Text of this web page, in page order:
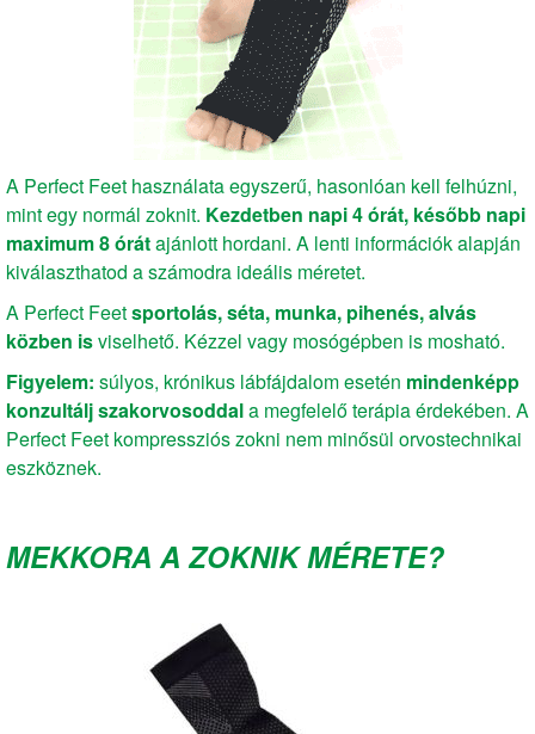
A Perfect Feet használata egyszerű, hasonlóan kell felhúzni,
mint egy normál zoknit. Kezdetben napi 4 órát, később napi
maximum 8 órátajánlott hordani. A lenti információk alapján
kiválaszthatod a számodra ideális méretet.
A Perfect Feetsportolás, séta, munka, pihenés, alvás
közben isviselhető. Kézzel vagy mosógépben is mosható.
Figyelem: súlyos, krónikus lábfájdalom esetén mindenképp
konzultálj szakorvosoddala megfelelő terápia érdekében. A
Perfect Feet kompressziós zokni nem minősül orvostechnikai
eszköznek.
MEKKORA A ZOKNIK MÉRETE?